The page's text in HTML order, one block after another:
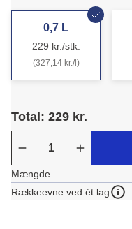
0,7 L
229 kr./stk.
(327,14 kr./l)
Total: 229 kr.
Mængde
Rækkeevne ved ét lag